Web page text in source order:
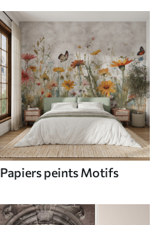
Papiers peints Motifs